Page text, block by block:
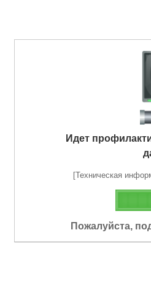
Идет
[Техническая
Пожалуйста,